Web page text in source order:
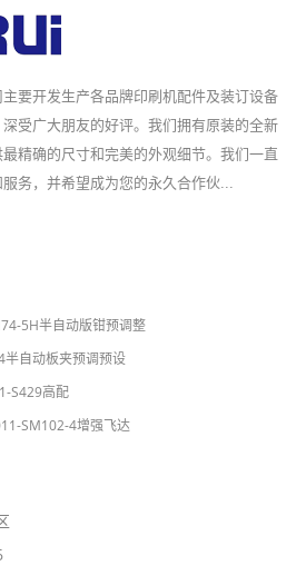
要开发生产各品牌印刷机配件及装订设备
受广大朋友的好评。我们拥有原装的全新
精确的尺寸和完美的外观细节。我们一直
务，并希望成为您的永久合作伙...
5H半自动版钳预调整
半自动板夹预调预设
S429高配
SM102-4增强飞达